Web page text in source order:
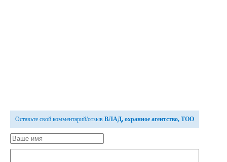
Оставьте свой комментарий/отзыв ВЛАД, охранное агентство, ТОО